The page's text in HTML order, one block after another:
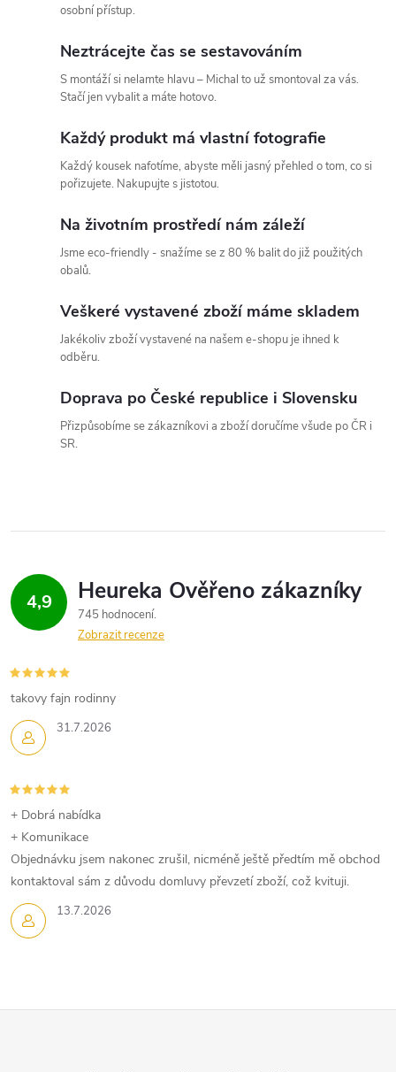
u
osobní přístup.
Neztrácejte čas se sestavováním
S montáží si nelamte hlavu – Michal to už smontoval za vás.
Stačí jen vybalit a máte hotovo.
Každý produkt má vlastní fotografie
Každý kousek nafotíme, abyste měli jasný přehled o tom, co si
pořizujete. Nakupujte s jistotou.
Na životním prostředí nám záleží
Jsme eco-friendly - snažíme se z 80 % balit do již použitých
obalů.
Veškeré vystavené zboží máme skladem
Jakékoliv zboží vystavené na našem e-shopu je ihned k
odběru.
Doprava po České republice i Slovensku
Přizpůsobíme se zákazníkovi a zboží doručíme všude po ČR i
SR.
4,9
745 hodnocení
Zobrazit recenze
31.7.2026
takovy fajn rodinny
13.7.2026
+ Dobrá nabídka
+ Komunikace
Objednávku jsem nakonec zrušil, nicméně ještě předtím mě obchod
kontaktoval sám z důvodu domluvy převzetí zboží, což kvituji.